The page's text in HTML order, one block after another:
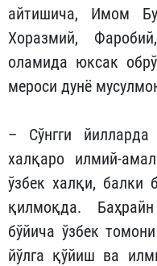
айтишича, Имом
Хоразмий,
оламида юксак
мероси дунё
– Сўнгги йилларда
халқаро илмий-
ўзбек халқи, балки
қилмоқда.
бўйича ўзбек
йўлга қўйиш ва